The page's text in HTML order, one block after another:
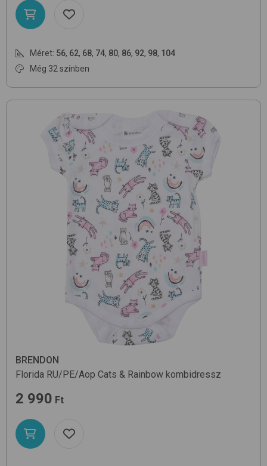
Méret: 56, 62, 68, 74, 80, 86, 92, 98, 104
Még 32 színben
BRENDON
Florida RU/PE/Aop Cats & Rainbow kombidressz
2 990 Ft